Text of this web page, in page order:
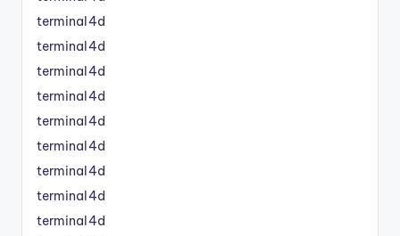
terminal4d
terminal4d
terminal4d
terminal4d
terminal4d
terminal4d
terminal4d
terminal4d
terminal4d